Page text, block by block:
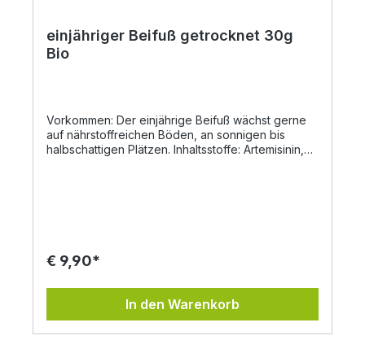
einjähriger Beifuß getrocknet 30g
Bio
Vorkommen: Der einjährige Beifuß wächst gerne
auf nährstoffreichen Böden, an sonnigen bis
halbschattigen Plätzen. Inhaltsstoffe: Artemisinin,
Beifuß liefert viele Bitterstoffe, die die Leber und
einjährige Beifuß hat eine hohe keimhemmende
Wirkung und wirkt gegen Entzündungsherde aller
€ 9,90*
In den Warenkorb